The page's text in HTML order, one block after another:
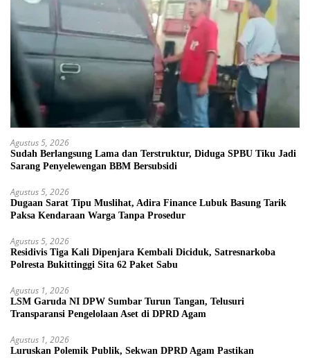
Agustus 5, 2026
Sudah Berlangsung Lama dan Terstruktur, Diduga SPBU Tiku Jadi
Sarang Penyelewengan BBM Bersubsidi
Agustus 5, 2026
Dugaan Sarat Tipu Muslihat, Adira Finance Lubuk Basung Tarik
Paksa Kendaraan Warga Tanpa Prosedur
Agustus 5, 2026
Residivis Tiga Kali Dipenjara Kembali Diciduk, Satresnarkoba
Polresta Bukittinggi Sita 62 Paket Sabu
Agustus 1, 2026
LSM Garuda NI DPW Sumbar Turun Tangan, Telusuri
Transparansi Pengelolaan Aset di DPRD Agam
Agustus 1, 2026
Luruskan Polemik Publik, Sekwan DPRD Agam Pastikan